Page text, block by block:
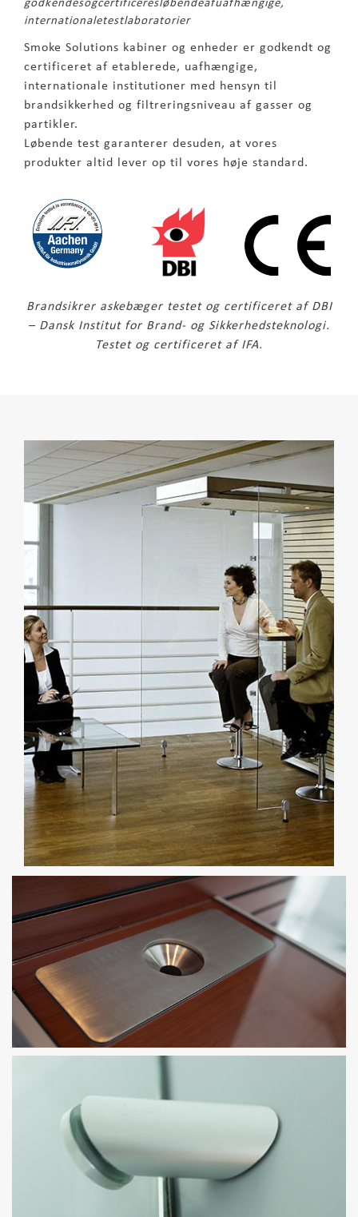
godkendesogcertificeresløbendeafuafhængige,
internationaletestlaboratorier
Smoke Solutions kabiner og enheder er godkendt og
certificeret af etablerede, uafhængige,
internationale institutioner med hensyn til
brandsikkerhed og filtreringsniveau af gasser og
partikler.
Løbende test garanterer desuden, at vores
produkter altid lever op til vores høje standard.
Brandsikrer askebæger testet og certificeret af DBI
– Dansk Institut for Brand- og Sikkerhedsteknologi.
Testet og certificeret af IFA.